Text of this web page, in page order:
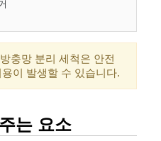
충망 분리 세척은 안전
이 발생할 수 있습니다.
는 요소